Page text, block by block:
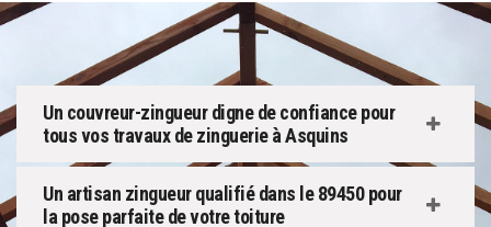
Un couvreur-zingueur digne de confiance pour
tous vos travaux de zinguerie à Asquins
Un artisan zingueur qualifié dans le 89450 pour
la pose parfaite de votre toiture